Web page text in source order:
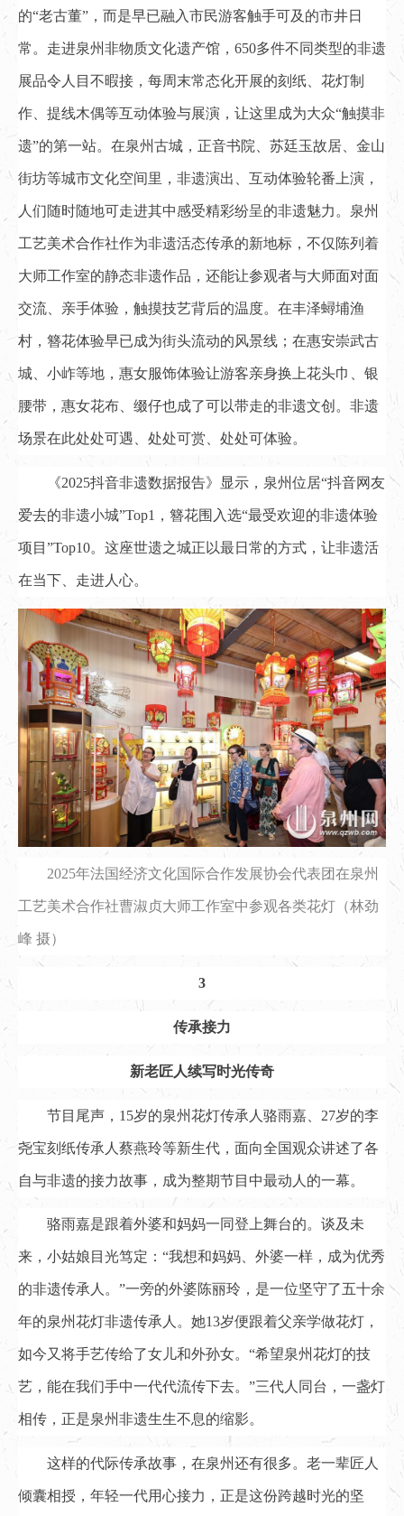
的“老古董”，而是早已融入市民游客触手可及的市井日
常。走进泉州非物质文化遗产馆，650多件不同类型的非遗
展品令人目不暇接，每周末常态化开展的刻纸、花灯制
作、提线木偶等互动体验与展演，让这里成为大众“触摸非
遗”的第一站。在泉州古城，正音书院、苏廷玉故居、金山
街坊等城市文化空间里，非遗演出、互动体验轮番上演，
人们随时随地可走进其中感受精彩纷呈的非遗魅力。泉州
工艺美术合作社作为非遗活态传承的新地标，不仅陈列着
大师工作室的静态非遗作品，还能让参观者与大师面对面
交流、亲手体验，触摸技艺背后的温度。在丰泽蟳埔渔
村，簪花体验早已成为街头流动的风景线；在惠安崇武古
城、小岞等地，惠女服饰体验让游客亲身换上花头巾、银
腰带，惠女花布、缀仔也成了可以带走的非遗文创。非遗
场景在此处处可遇、处处可赏、处处可体验。
《2025抖音非遗数据报告》显示，泉州位居“抖音网友
爱去的非遗小城”Top1，簪花围入选“最受欢迎的非遗体验
项目”Top10。这座世遗之城正以最日常的方式，让非遗活
在当下、走进人心。
2025年法国经济文化国际合作发展协会代表团在泉州
工艺美术合作社曹淑贞大师工作室中参观各类花灯（林劲
峰 摄）
3
传承接力
新老匠人续写时光传奇
节目尾声，15岁的泉州花灯传承人骆雨嘉、27岁的李
尧宝刻纸传承人蔡燕玲等新生代，面向全国观众讲述了各
自与非遗的接力故事，成为整期节目中最动人的一幕。
骆雨嘉是跟着外婆和妈妈一同登上舞台的。谈及未
来，小姑娘目光笃定：“我想和妈妈、外婆一样，成为优秀
的非遗传承人。”一旁的外婆陈丽玲，是一位坚守了五十余
年的泉州花灯非遗传承人。她13岁便跟着父亲学做花灯，
如今又将手艺传给了女儿和外孙女。“希望泉州花灯的技
艺，能在我们手中一代代流传下去。”三代人同台，一盏灯
相传，正是泉州非遗生生不息的缩影。
这样的代际传承故事，在泉州还有很多。老一辈匠人
倾囊相授，年轻一代用心接力，正是这份跨越时光的坚